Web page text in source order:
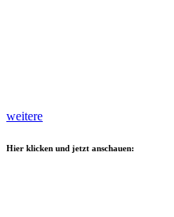
weitere
Hier klicken und jetzt anschauen: